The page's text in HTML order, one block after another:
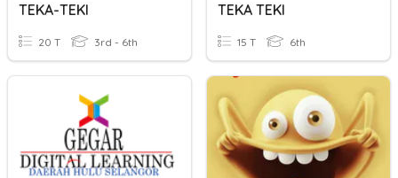
TEKA-TEKI
20 T 3rd - 6th
TEKA TEKI
15 T 6th